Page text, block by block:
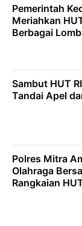
Pemerintah
Meriahkan
Berbagai
Sambut HUT
Tandai Apel
Polres Mitra
Olahraga
Rangkaian